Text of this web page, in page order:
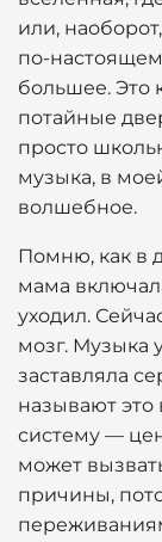
или,
по-
большее. Это
потайные
просто
музыка, в
волшебное.
Помню, как в
мама
уходил.
мозг. Музыка
заставляла
называют
систему —
может
причины,